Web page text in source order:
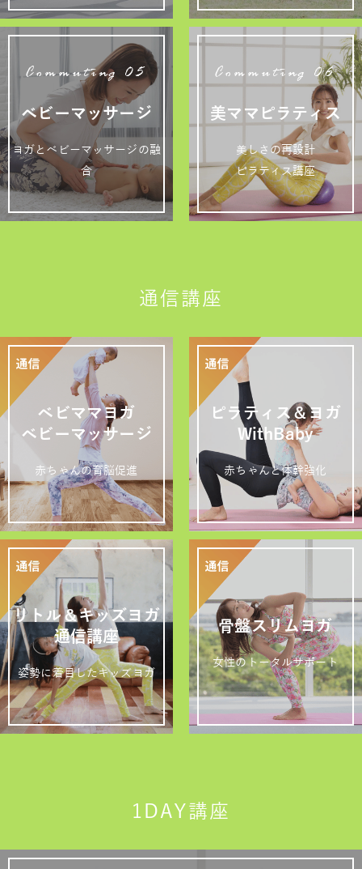
Commuting 05
ベビーマッサージ
ヨガとベビーマッサージの融
合
Commuting 06
美ママピラティス
美しさの再設計
ピラティス講座
通信講座
ベビママヨガ
ベビーマッサージ
赤ちゃんの育脳促進
ピラティス＆ヨガ
WithBaby
赤ちゃんと体幹強化
リトル＆キッズヨガ
通信講座
姿勢に着目したキッズヨガ
骨盤スリムヨガ
女性のトータルサポート
1DAY講座